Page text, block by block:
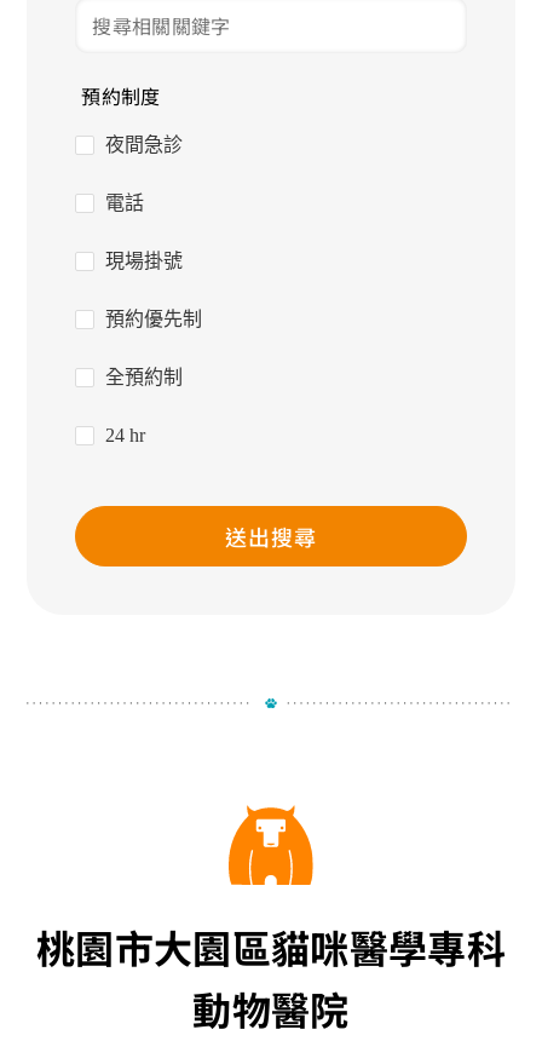
預約制度
夜間急診
電話
現場掛號
預約優先制
全預約制
24 hr
送出搜尋
桃園市大園區貓咪醫學專科
動物醫院